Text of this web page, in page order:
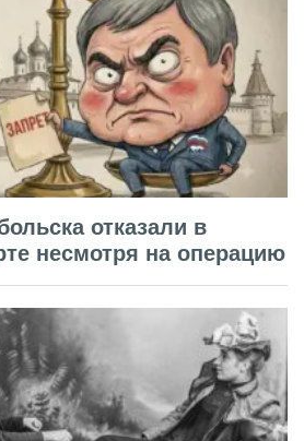
отказали в
несмотря на операцию